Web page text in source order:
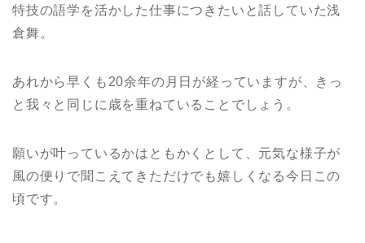
特技の語学を活かした仕事につきたいと話していた浅
倉舞。
あれから早くも20余年の月日が経っていますが、きっ
と我々と同じに歳を重ねていることでしょう。
願いが叶っているかはともかくとして、元気な様子が
風の便りで聞こえてきただけでも嬉しくなる今日この
頃です。